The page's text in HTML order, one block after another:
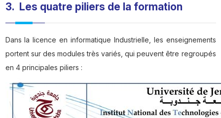
3. Les quatre piliers de la formation
Dans la licence en informatique Industrielle, les enseignements
portent sur des modules très variés, qui peuvent être regroupés
en 4 principales piliers :